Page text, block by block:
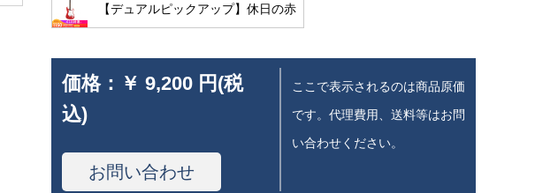
【デュアルピックアップ】休日の赤
価格： ￥ 9,200 円(税
込)
お問い合わせ
ここで表示されるのは商品原価
です。代理費用、送料等はお問
い合わせください。